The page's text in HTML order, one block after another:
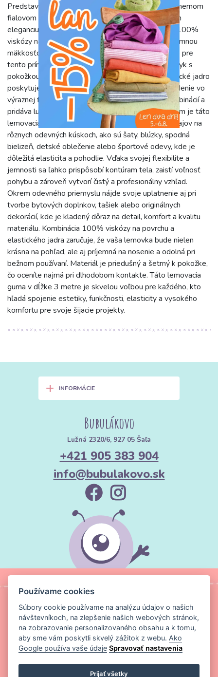
Predstavujeme vám lemovaciu gumu viskózu v nádhernom
fialovom odtieni, ktorá dodá vašim projektom nielen
eleganciu, ale aj výnimočné pohodlie. Vyrobená zo 100%
viskózy na povrchu, táto lemovka sa vyznačuje príjemnou
mäkkosťou a hodvábnym omakom, ktoré sú typické pre
tento prírodný materiál. Viskóza zaručuje jemný dotyk s
pokožkou a nádhernú splývavosť, zatiaľ čo jej elastické jadro
poskytuje potrebnú flexibilitu. Jednofarebné prevedenie vo
výraznej fialovej farbe ponúka široké možnosti kombinácií a
pridáva luxusný akcent každému kúsku. S šírkou 2 cm je táto
lemovacia guma ideálna na precízne zakončenie okrajov na
rôznych odevných kúskoch, ako sú šaty, blúzky, spodná
bielizeň, detské oblečenie alebo športové odevy, kde je
dôležitá elasticita a pohodlie. Vďaka svojej flexibilite a
jemnosti sa ľahko prispôsobí kontúram tela, zaistí voľnosť
pohybu a zároveň vytvorí čistý a profesionálny vzhľad.
Okrem odevného priemyslu nájde svoje uplatnenie aj pri
tvorbe bytových doplnkov, tašiek alebo originálnych
dekorácií, kde je kladený dôraz na detail, komfort a kvalitu
materiálu. Kombinácia 100% viskózy na povrchu a
elastického jadra zaručuje, že vaša lemovka bude nielen
krásna na pohľad, ale aj príjemná na nosenie a odolná pri
bežnom používaní. Materiál je priedušný a šetrný k pokožke,
čo oceníte najmä pri dlhodobom kontakte. Táto lemovacia
guma v dĺžke 3 metre je skvelou voľbou pre každého, kto
hľadá spojenie estetiky, funkčnosti, elasticity a vysokého
komfortu pre svoje šijacie projekty.
+ INFORMÁCIE
Bubulákovo
Lužná 2320/6, 927 05 Šaľa
+421 905 383 904
info@bubulakovo.sk
Používame cookies
Súbory cookie používame na analýzu údajov o našich
návštevníkoch, na zlepšenie našich webových stránok,
na zobrazovanie personalizovaného obsahu a k tomu,
aby sme vám poskytli skvelý zážitok z webu. Ako
Google používa vaše údaje Spravovať nastavenia
Prijať všetky